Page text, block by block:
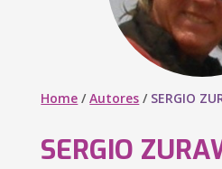
Home /Autores / SERGIO
SERGIO